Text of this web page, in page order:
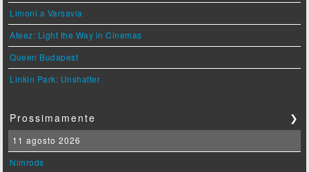
Limoni a Varsavia
Ateez: Light the Way in Cinemas
Queen Budapest
Linkin Park: Unshatter
Prossimamente ❯
11 agosto 2026
Nimrods